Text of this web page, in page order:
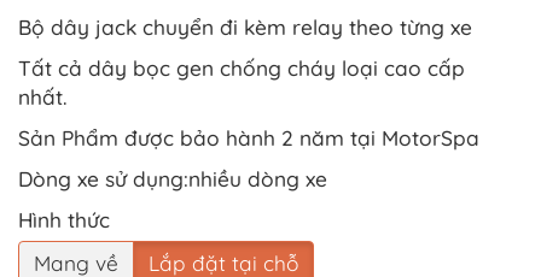
Bộ dây jack chuyển đi kèm relay theo từng xe
Tất cả dây bọc gen chống cháy loại cao cấp
nhất.
Sản Phẩm được bảo hành 2 năm tại MotorSpa
Dòng xe sử dụng:nhiều dòng xe
Hình thức
Mang về
Lắp đặt tại chỗ